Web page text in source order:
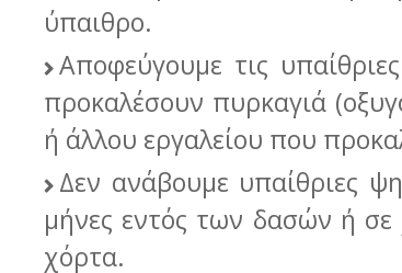
ύπαιθρο.
Αποφεύγουμε τις
προκαλέσουν πυρκαγιά
ή άλλου εργαλείου που
Δεν ανάβουμε υπαίθριες
μήνες εντός των δασών ή
χόρτα.